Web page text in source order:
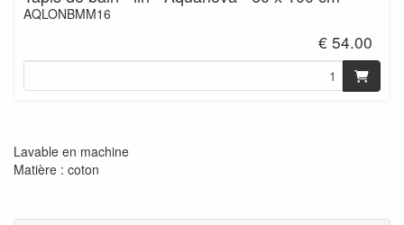
AQLONBMM16
€ 54.00
Lavable en machine
Matière : coton